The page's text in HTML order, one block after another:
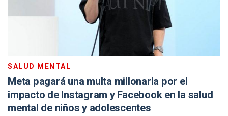
SALUD MENTAL
Meta pagará una multa millonaria por el
impacto de Instagram y Facebook en la salud
mental de niños y adolescentes